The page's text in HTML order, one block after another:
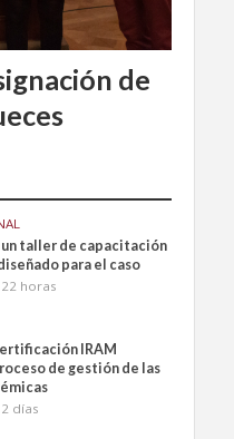
de
taller de capacitación
para el caso
horas
IRAM
de gestión de las
días